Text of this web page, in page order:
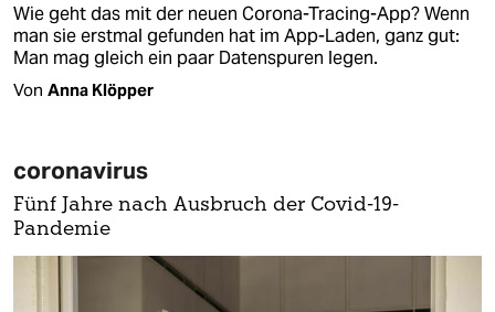
Wie geht das mit der neuen Corona-Tracing-App? Wenn
man sie erstmal gefunden hat im App-Laden, ganz gut:
Man mag gleich ein paar Datenspuren legen.
Von Anna Klöpper
coronavirus
Fünf Jahre nach Ausbruch der Covid-19-
Pandemie